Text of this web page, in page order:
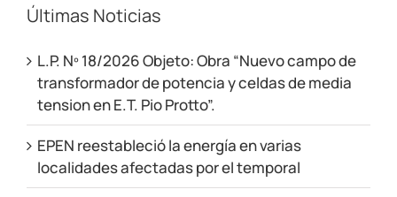
Últimas Noticias
L.P. Nº 18/2026 Objeto: Obra “Nuevo campo de
transformador de potencia y celdas de media
tension en E.T. Pio Protto”.
EPEN reestableció la energía en varias
localidades afectadas por el temporal